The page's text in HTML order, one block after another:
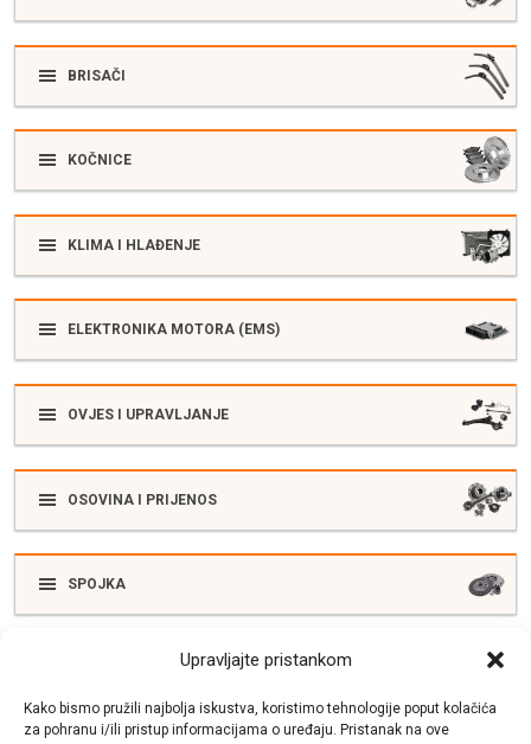
Upravljajte pristankom
Kako bismo pružili najbolja iskustva, koristimo tehnologije poput kolačića
za pohranu i/ili pristup informacijama o uređaju. Pristanak na ove
BRISAČI
KOČNICE
KLIMA I HLAĐENJE
ELEKTRONIKA MOTORA (EMS)
OVJES I UPRAVLJANJE
OSOVINA I PRIJENOS
SPOJKA